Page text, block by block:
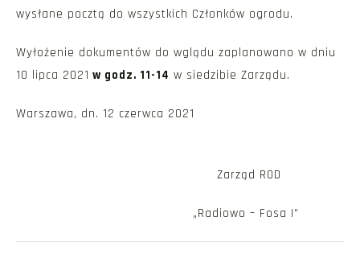
wysłane pocztą do wszystkich Członków ogrodu.
Wyłożenie dokumentów do wglądu zaplanowano w dniu
10 lipca 2021 w godz. 11-14 w siedzibie Zarządu.
Warszawa, dn. 12 czerwca 2021
Zarząd ROD
„Radiowo – Fosa I”